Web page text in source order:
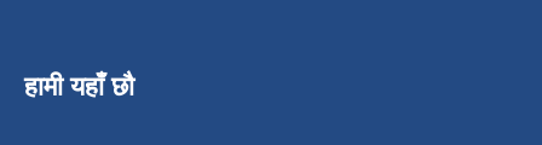
हामी यहाँ छौ